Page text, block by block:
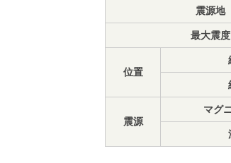
震源地
最大震度
位置
震源
マグ